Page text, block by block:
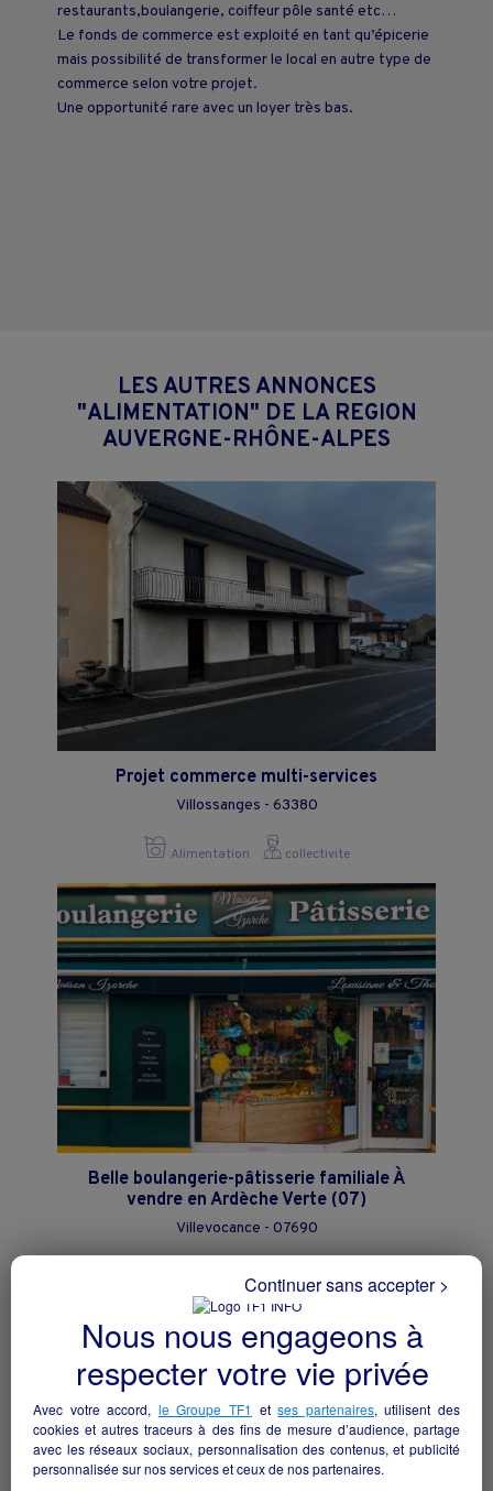
restaurants,boulangerie, coiffeur pôle santé etc…
Le fonds de commerce est exploité en tant qu’épicerie
mais possibilité de transformer le local en autre type de
commerce selon votre projet.
Une opportunité rare avec un loyer très bas.
LES AUTRES ANNONCES
"ALIMENTATION" DE LA REGION
AUVERGNE-RHÔNE-ALPES
Projet commerce multi-services
Villossanges - 63380
Alimentation collectivite
Belle boulangerie-pâtisserie familiale À
vendre en Ardèche Verte (07)
Villevocance - 07690
Alimentation particulier
Nous nous engageons à
respecter votre vie privée
Avec votre accord, le Groupe TF1 etses partenaires, utilisent des
cookies et autres traceurs à des fins de mesure d’audience, partage
avec les réseaux sociaux, personnalisation des contenus, et publicité
personnalisée sur nos services et ceux de nos partenaires.
Continuer sans accepter >